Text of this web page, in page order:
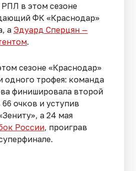
в этом сезоне
ФК «Краснодар»
а Эдуард Сперцян —
.
сезоне «Краснодар»
одного трофея: команда
финишировала второй
очков и уступив
а 24 мая
России, проиграв